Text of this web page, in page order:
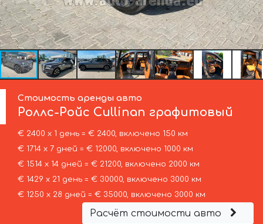
Стоимость аренды авто
Роллс-Ройс Cullinan графитовый
€ 2400 х 1 день = € 2400, включено 150 км
€ 1714 х 7 дней = € 12000, включено 1000 км
€ 1514 х 14 дней = € 21200, включено 2000 км
€ 1429 х 21 день = € 30000, включено 3000 км
€ 1250 х 28 дней = € 35000, включено 3000 км
Расчёт стоимости авто